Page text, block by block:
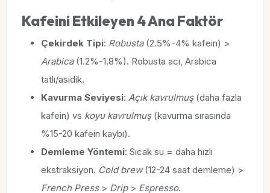
Kafeini Etkileyen 4 Ana Faktör
Çekirdek Tipi: Robusta(2.5%-4% kafein) >
Arabica(1.2%-1.8%). Robusta acı, Arabica
tatlı/asidik.
Kavurma Seviyesi: Açık kavrulmuş(daha fazla
kafein) vs koyu kavrulmuş(kavurma sırasında
%15-20 kafein kaybı).
Demleme Yöntemi: Sıcak su = daha hızlı
ekstraksiyon. Cold brew(12-24 saat demleme) >
French Press> Drip> Espresso.